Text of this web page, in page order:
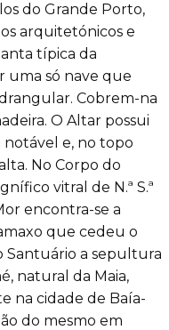
do Grande Porto,
arquitetónicos e
típica da
uma só nave que
Cobrem-na
O Altar possui
e, no topo
No Corpo do
vitral de N.ª S.ª
encontra-se a
que cedeu o
Santuário a sepultura
natural da Maia,
na cidade de Baía-
do mesmo em